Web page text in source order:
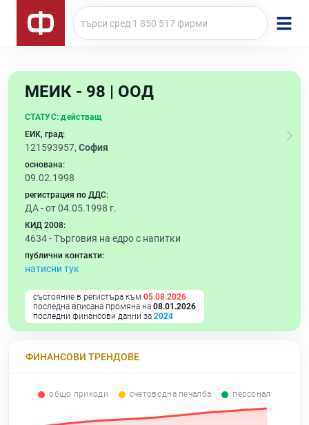
МЕИК - 98 | ООД
СТАТУС: действащ
ЕИК, град:
121593957, София
основана:
09.02.1998
регистрация по ДДС:
ДА - от 04.05.1998 г.
КИД 2008:
4634 -Търговия на едро с напитки
публични контакти:
натисни тук
състояние в регистъра към 05.08.2026
последна вписана промяна на 08.01.2026
последни финансови данни за 2024
ФИНАНСОВИ ТРЕНДОВЕ
общо приходи счетоводна печалба персонал